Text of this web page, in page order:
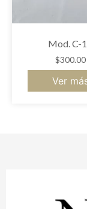
Mod. C-
$300.00
Ver